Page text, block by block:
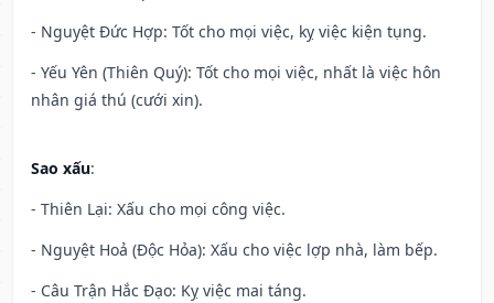
- Nguyệt Đức Hợp: Tốt cho mọi việc, kỵ việc kiện tụng.
- Yếu Yên (Thiên Quý): Tốt cho mọi việc, nhất là việc hôn
nhân giá thú (cưới xin).
Sao xấu:
- Thiên Lại: Xấu cho mọi công việc.
- Nguyệt Hoả (Độc Hỏa): Xấu cho việc lợp nhà, làm bếp.
- Câu Trận Hắc Đạo: Kỵ việc mai táng.